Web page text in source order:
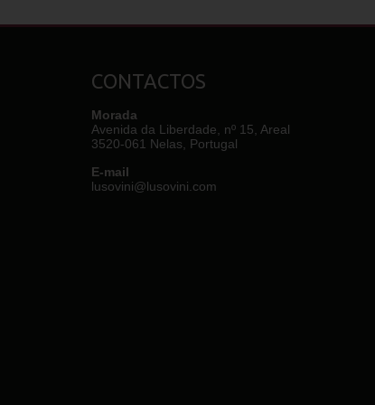
CONTACTOS
Morada
Avenida da Liberdade, nº 15, Areal
3520-061 Nelas, Portugal
E-mail
lusovini@lusovini.com